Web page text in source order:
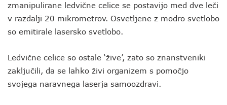
zmanipulirane ledvične celice se postavijo med dve leči
v razdalji 20 mikrometrov. Osvetljene z modro svetlobo
so emitirale lasersko svetlobo.
Ledvične celice so ostale ‘žive’, zato so znanstveniki
zaključili, da se lahko živi organizem s pomočjo
svojega naravnega laserja samoozdravi.